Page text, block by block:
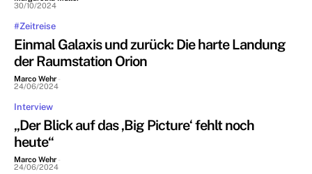
30/10/2024
#Zeitreise
Einmal Galaxis und zurück: Die harte Landung
der Raumstation Orion
Marco Wehr -
24/06/2024
Interview
„Der Blick auf das ‚Big Picture‘ fehlt noch
heute“
Marco Wehr -
24/06/2024